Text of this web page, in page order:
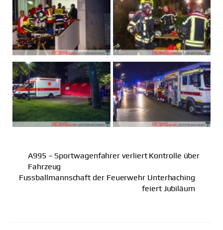
A995 – Sportwagenfahrer verliert Kontrolle über
Fahrzeug
Fussballmannschaft der Feuerwehr Unterhaching
feiert Jubiläum